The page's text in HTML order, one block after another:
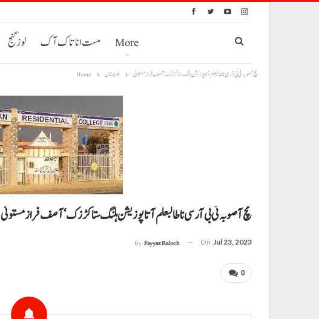
لوز گنج مست انا تاک آک More
Home بلوچستان مچ آ صوبہ ٹی بی آر سی نا طالبعلم آتا پوزیشن ہلنگ ستا کڑزک‘ آصف فراز مستوئی
مچ آ صوبہ ٹی بی آر سی نا طالبعلم آتا پوزیشن ہلنگ ستا کڑزک‘ آصف فراز مستوئی
By Fayyaz Baloch On Jul 23, 2023
0